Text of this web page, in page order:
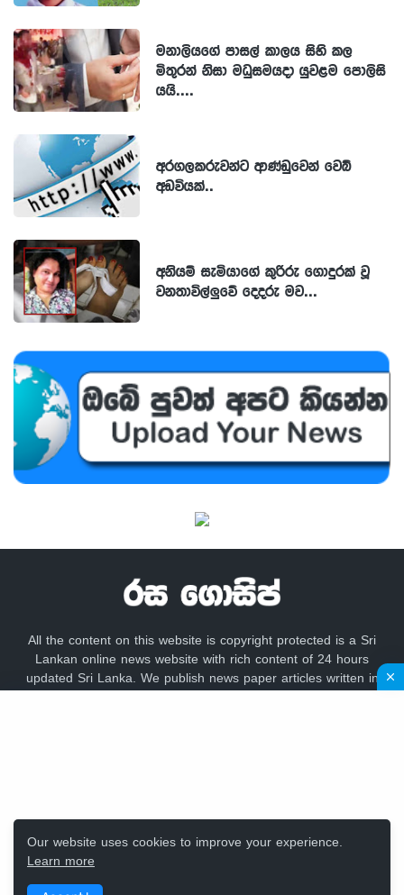
මනාලියගේ පාසල් කාලය සිහි කල
මිතුරන් නිසා මධුසමයදා යුවළම පොලිසි
යයි....
අරගලකරුවන්ට ආණ්ඩුවෙන් වෙබ්
අඩවියක්..
අනියම් සැමියාගේ කුරිරු ගොදුරක් වූ
වනතාවිල්ලුවේ දෙදරු මව...
All the content on this website is copyright protected is a Sri
Lankan online news website with rich content of 24 hours
updated Sri Lanka. We publish news paper articles written in
Our website uses cookies to improve your experience.
Learn more